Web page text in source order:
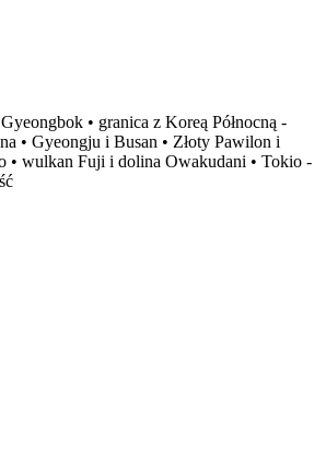
• granica z Koreą Północną -
• Gyeongju i Busan • Złoty Pawilon i
• wulkan Fuji i dolina Owakudani • Tokio -